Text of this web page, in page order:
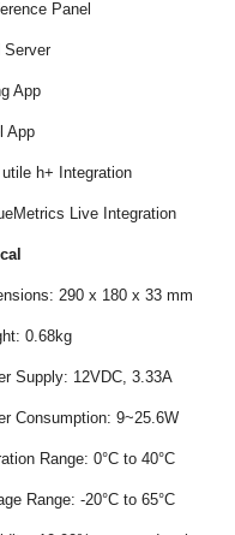
Panel
Server
App
App
h+ Integration
Live Integration
290 x 180 x 33 mm
0.68kg
Supply: 12VDC, 3.33A
Consumption: 9~25.6W
Range: 0°C to 40°C
Range: -20°C to 65°C